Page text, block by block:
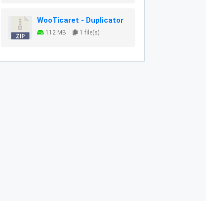
WooTicaret - Duplicator
112 MB 1 file(s)